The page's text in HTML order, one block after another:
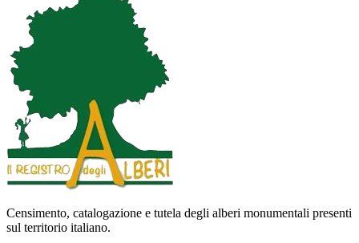
Censimento, catalogazione e tutela degli alberi monumentali presenti
sul territorio italiano.